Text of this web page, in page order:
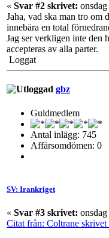
« Svar #2 skrivet:
Jaha, vad ska man tro om
innebära en total
Jag ser verkligen inte den
accepteras av alla parter.
Loggat
gbz
Guldmedlem
Antal inlägg: 745
Affärsomdömen: 0
SV: Irankriget
« Svar #3 skrivet:
Citat från: Coltrane